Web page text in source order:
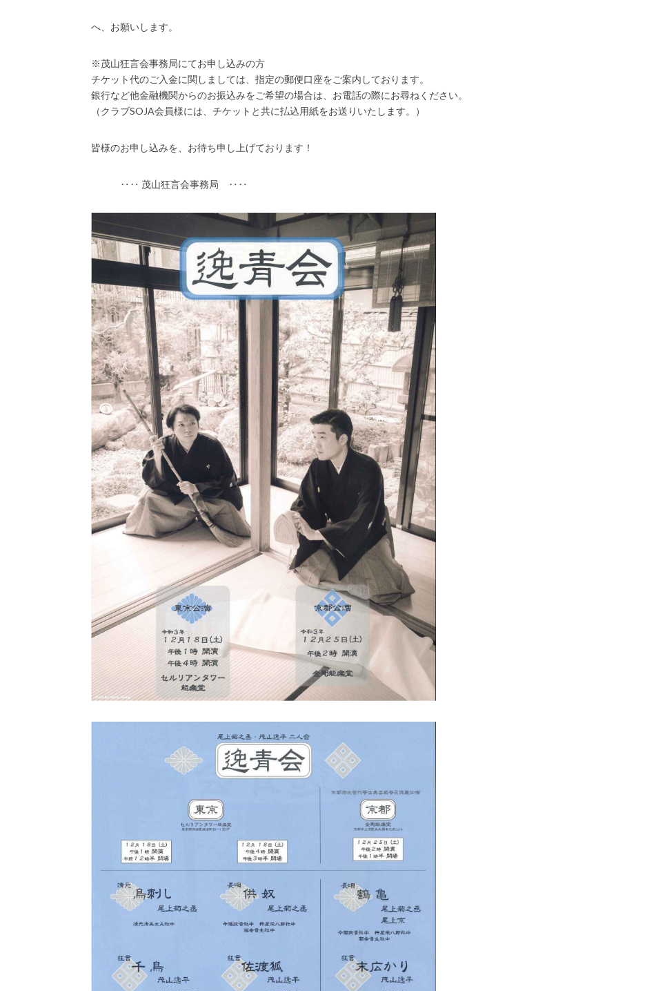
へ、お願いします。
※茂山狂言会事務局にてお申し込みの方
チケット代のご入金に関しましては、指定の郵便口座をご案内しております。
銀行など他金融機関からのお振込みをご希望の場合は、お電話の際にお尋ねください。
（クラブSOJA会員様には、チケットと共に払込用紙をお送りいたします。）
皆様のお申し込みを、お待ち申し上げております！
‥‥ 茂山狂言会事務局 ‥‥